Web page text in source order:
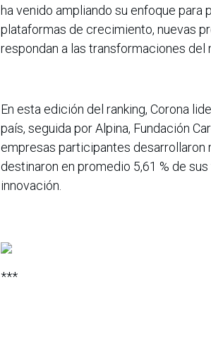
ha venido ampliando su enfoque
plataformas de crecimiento, nuevas
respondan a las transformaciones del
En esta edición del ranking, Corona
país, seguida por Alpina, Fundación
empresas participantes
destinaron en promedio 5,61 % de
innovación.
***